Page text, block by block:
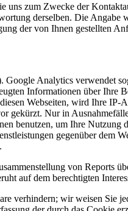
zum Zwecke der
derselben. Die
der von Ihnen gestellten
Analytics verwendet
Informationen über Ihre
Webseiten, wird Ihre IP-
gekürzt. Nur in
benutzen, um Ihre Nutzung
gegenüber dem
von Reports
auf dem berechtigten
verhindern; wir weisen Sie